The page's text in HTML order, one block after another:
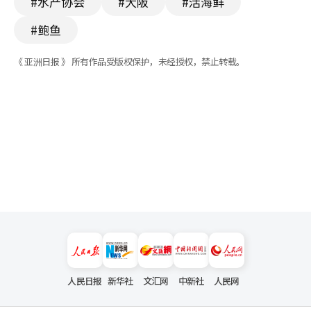
#鲍鱼
《 亚洲日报 》 所有作品受版权保护，未经授权，禁止转载。
人民日报 新华社 文汇网 中新社 人民网